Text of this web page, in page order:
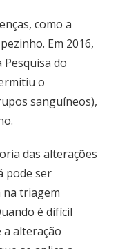
como a
Em 2016,
do
o
sanguíneos),
das alterações
pode ser
na triagem
é difícil
a alteração